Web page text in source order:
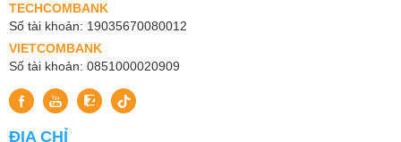
TECHCOMBANK
Số tài khoản: 19035670080012
VIETCOMBANK
Số tài khoản: 0851000020909
ĐỊA CHỈ